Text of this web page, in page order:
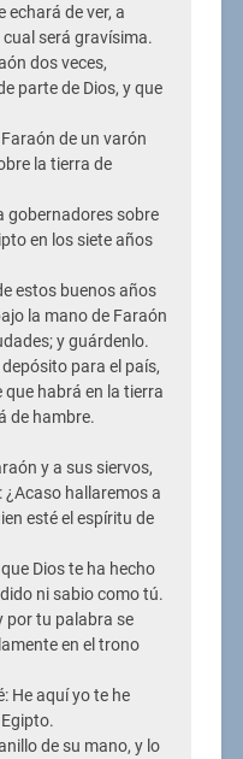
echará de ver, a
será gravísima.
dos veces,
parte de Dios, y que
de un varón
la tierra de
gobernadores sobre
en los siete años
estos buenos años
la mano de Faraón
y guárdenlo.
para el país,
habrá en la tierra
de hambre.
y a sus siervos,
¿Acaso hallaremos a
esté el espíritu de
Dios te ha hecho
ni sabio como tú.
por tu palabra se
en el trono
He aquí yo te he
de su mano, y lo